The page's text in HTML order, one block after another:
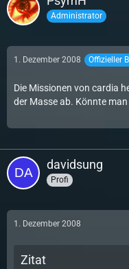
Administrator
1. Dezember 2008 Offizieller
Die Missionen von cardia
der Masse ab. Könnte
davidsung
Profi
1. Dezember 2008
Zitat